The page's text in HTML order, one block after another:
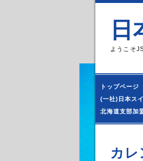
ようこそ
トップページ
(一社)日本ス
北海道支部加
カレ